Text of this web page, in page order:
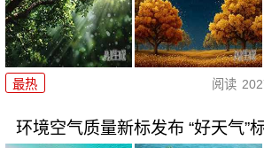
最热 阅读
环境空气质量新标发布 “好天气”